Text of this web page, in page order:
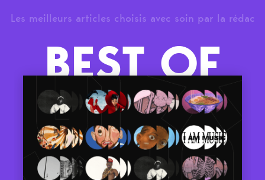
Les meilleurs articles choisis avec soin par la rédac
BEST OF